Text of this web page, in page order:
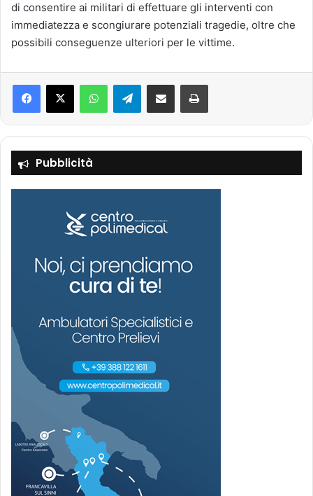
di consentire ai militari di effettuare gli interventi con
immediatezza e scongiurare potenziali tragedie, oltre che
possibili conseguenze ulteriori per le vittime.
Telegram
Pubblicità